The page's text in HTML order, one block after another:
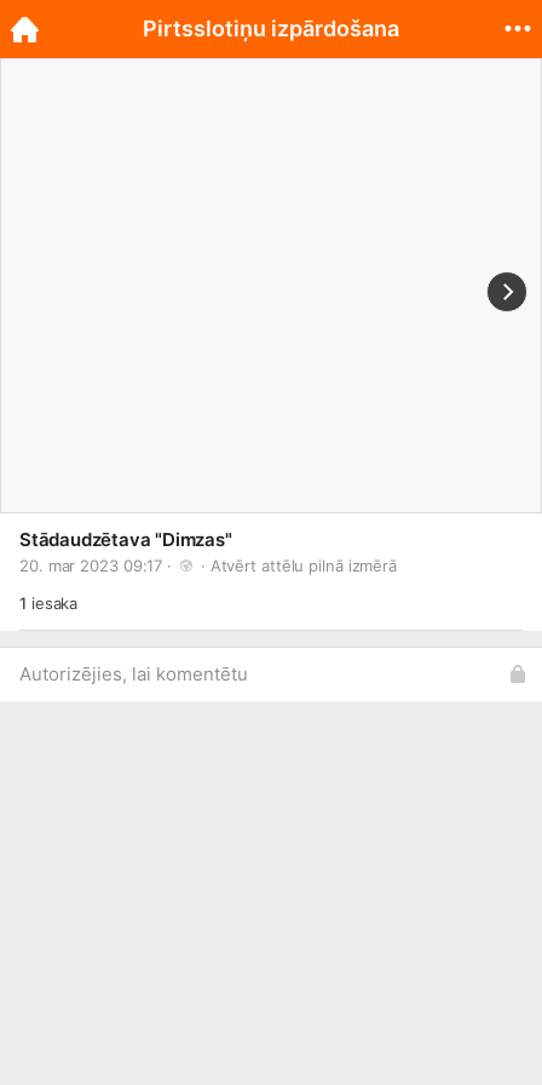
Stādaudzētava "Dimzas"
20. mar 2023 09:17 · · Atvērt attēlu pilnā izmērā
1 iesaka
Autorizējies, lai komentētu
Pirtsslotiņu izpārdošana